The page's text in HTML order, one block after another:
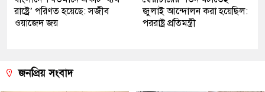
রাষ্ট্রে’ পরিণত হয়েছে: সজীব
ওয়াজেদ জয়
জুলাই আন্দোলন করা হয়েছিল:
পররাষ্ট্র প্রতিমন্ত্রী
জনপ্রিয় সংবাদ